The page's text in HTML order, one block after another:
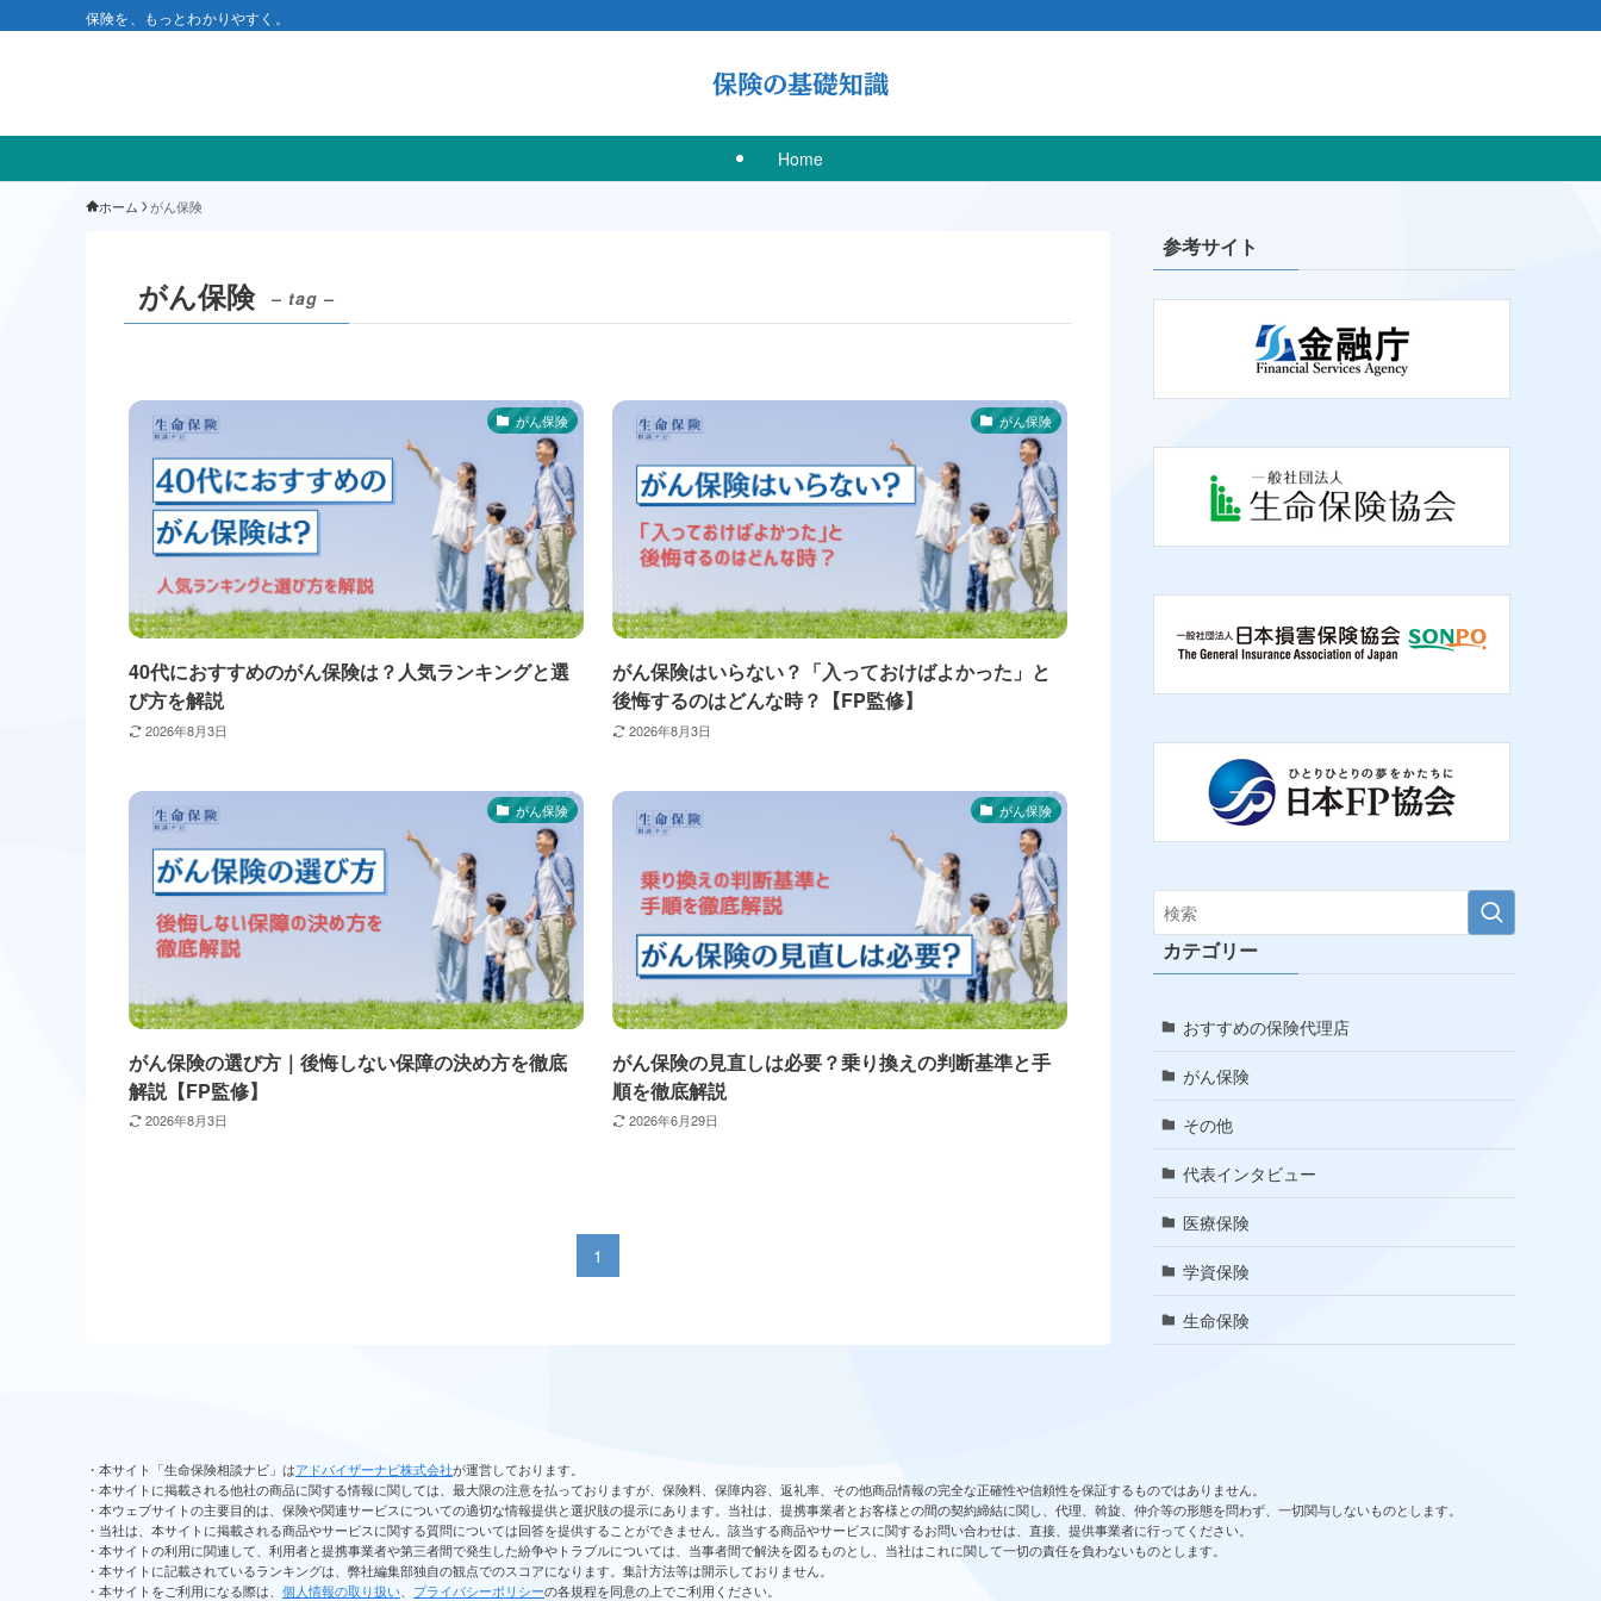
保険を、もっとわかりやすく。
Home
ホーム がん保険
がん保険 – tag –
がん保険
40代におすすめのがん保険は？人気ランキングと選
び方を解説
2026年8月3日
がん保険
がん保険はいらない？「入っておけばよかった」と
後悔するのはどんな時？【FP監修】
2026年8月3日
がん保険
がん保険の選び方｜後悔しない保障の決め方を徹底
解説【FP監修】
2026年8月3日
がん保険
がん保険の見直しは必要？乗り換えの判断基準と手
順を徹底解説
2026年6月29日
1
参考サイト
カテゴリー
おすすめの保険代理店
がん保険
その他
代表インタビュー
医療保険
学資保険
生命保険
・本サイト「生命保険相談ナビ」はアドバイザーナビ株式会社が運営しております。
・本サイトに掲載される他社の商品に関する情報に関しては、最大限の注意を払っておりますが、保険料、保障内容、返礼率、その他商品情報の完全な正確性や信頼性を保証するものではありません。
・本ウェブサイトの主要目的は、保険や関連サービスについての適切な情報提供と選択肢の提示にあります。当社は、提携事業者とお客様との間の契約締結に関し、代理、斡旋、仲介等の形態を問わず、一切関与しないものとします。
・当社は、本サイトに掲載される商品やサービスに関する質問については回答を提供することができません。該当する商品やサービスに関するお問い合わせは、直接、提供事業者に行ってください。
・本サイトの利用に関連して、利用者と提携事業者や第三者間で発生した紛争やトラブルについては、当事者間で解決を図るものとし、当社はこれに関して一切の責任を負わないものとします。
・本サイトに記載されているランキングは、弊社編集部独自の観点でのスコアになります。集計方法等は開示しておりません。
・本サイトをご利用になる際は、 個人情報の取り扱い、 プライバシーポリシーの各規程を同意の上でご利用ください。